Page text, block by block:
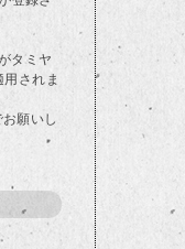
タミヤ
されま
願いし